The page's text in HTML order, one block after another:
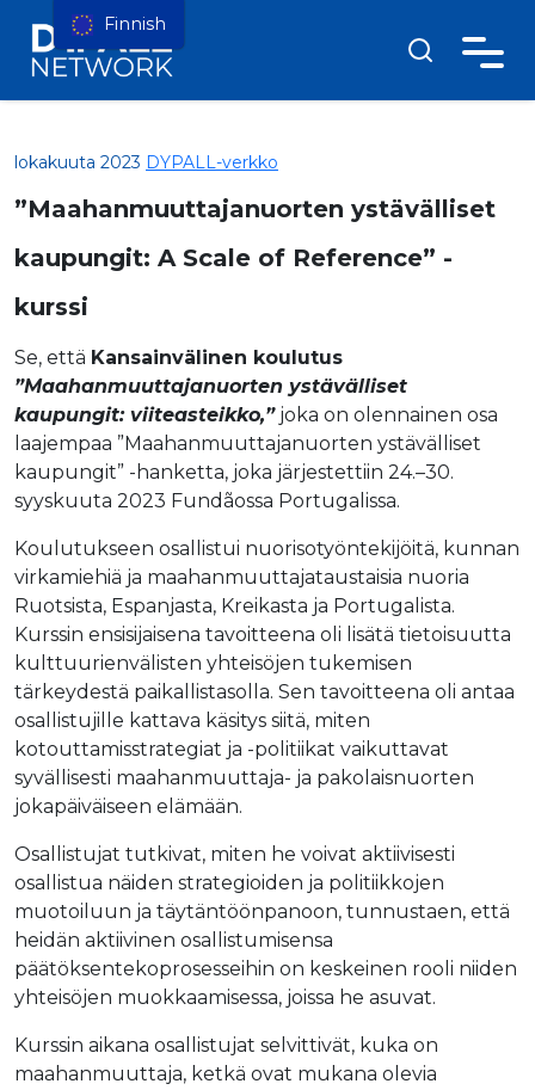
lokakuuta 2023 DYPALL-verkko
”Maahanmuuttajanuorten ystävälliset
kaupungit: A Scale of Reference” -
kurssi
Se, että Kansainvälinen koulutus
”Maahanmuuttajanuorten ystävälliset
kaupungit: viiteasteikko,”joka on olennainen osa
laajempaa ”Maahanmuuttajanuorten ystävälliset
kaupungit” -hanketta, joka järjestettiin 24.–30.
syyskuuta 2023 Fundãossa Portugalissa.
Koulutukseen osallistui nuorisotyöntekijöitä, kunnan
virkamiehiä ja maahanmuuttajataustaisia nuoria
Ruotsista, Espanjasta, Kreikasta ja Portugalista.
Kurssin ensisijaisena tavoitteena oli lisätä tietoisuutta
kulttuurienvälisten yhteisöjen tukemisen
tärkeydestä paikallistasolla. Sen tavoitteena oli antaa
osallistujille kattava käsitys siitä, miten
kotouttamisstrategiat ja -politiikat vaikuttavat
syvällisesti maahanmuuttaja- ja pakolaisnuorten
jokapäiväiseen elämään.
Osallistujat tutkivat, miten he voivat aktiivisesti
osallistua näiden strategioiden ja politiikkojen
muotoiluun ja täytäntöönpanoon, tunnustaen, että
heidän aktiivinen osallistumisensa
päätöksentekoprosesseihin on keskeinen rooli niiden
yhteisöjen muokkaamisessa, joissa he asuvat.
Kurssin aikana osallistujat selvittivät, kuka on
maahanmuuttaja, ketkä ovat mukana olevia
Finnish